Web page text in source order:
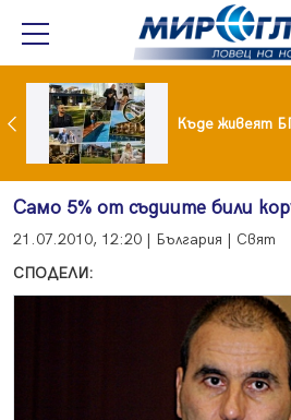
Ето го новият на Мартина от "Ергенът"
Само 5% от съдиите били
21.07.2010, 12:20 | България | Свят
СПОДЕЛИ: